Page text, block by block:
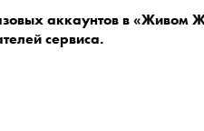
аккаунтов в «Живом
сервиса.